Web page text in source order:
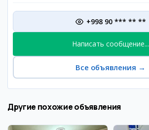
+998 90 *** ** **
Написать сообщение...
Все объявления →
Другие похожие объявления